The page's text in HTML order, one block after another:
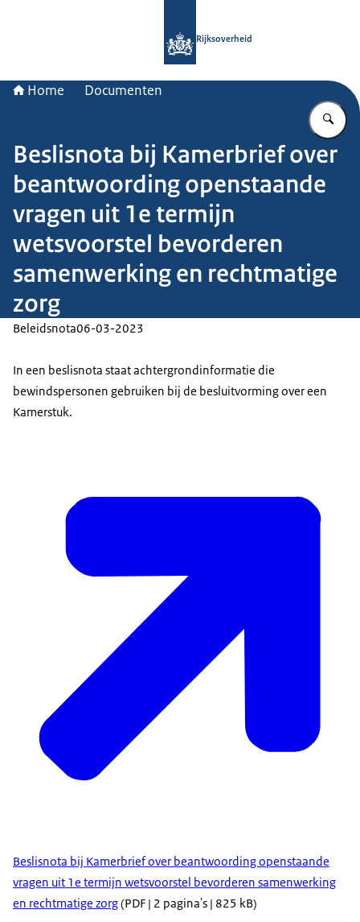
Rijksoverheid
Home Documenten
Beslisnota bij Kamerbrief over
beantwoording openstaande
vragen uit 1e termijn
wetsvoorstel bevorderen
samenwerking en rechtmatige
zorg
Beleidsnota06-03-2023
In een beslisnota staat achtergrondinformatie die
bewindspersonen gebruiken bij de besluitvorming over een
Kamerstuk.
Beslisnota bij Kamerbrief over beantwoording openstaande
vragen uit 1e termijn wetsvoorstel bevorderen samenwerking
en rechtmatige zorg(PDF | 2 pagina's | 825 kB)